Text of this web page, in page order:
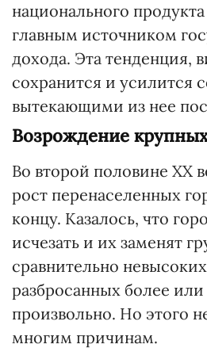
национального
главным источником
дохода. Эта тенденция,
сохранится и усилится
вытекающими из нее
Возрождение
Во второй половине ХХ
рост перенаселенных
концу. Казалось, что
исчезать и их заменят
сравнительно
разбросанных более
произвольно. Но этого
многим причинам.